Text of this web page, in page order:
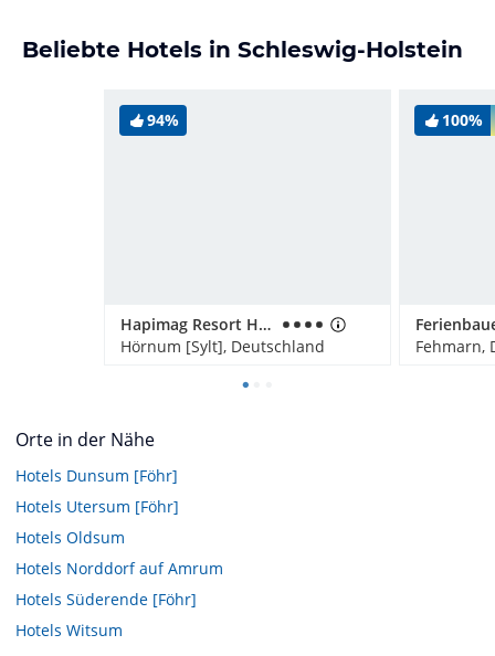
Beliebte Hotels in Schleswig-Holstein
94%
Hapimag Resort Hörnum
Hörnum [Sylt], Deutschland
100%
Fehmarn,
Orte in der Nähe
Hotels Dunsum [Föhr]
Hotels Utersum [Föhr]
Hotels Oldsum
Hotels Norddorf auf Amrum
Hotels Süderende [Föhr]
Hotels Witsum